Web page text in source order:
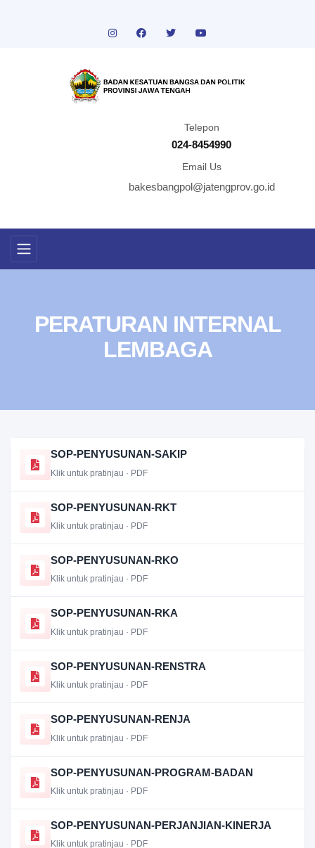
Telepon
024-8454990
Email Us
bakesbangpol@jatengprov.go.id
PERATURAN INTERNAL
LEMBAGA
SOP-PENYUSUNAN-SAKIP
Klik untuk pratinjau · PDF
SOP-PENYUSUNAN-RKT
Klik untuk pratinjau · PDF
SOP-PENYUSUNAN-RKO
Klik untuk pratinjau · PDF
SOP-PENYUSUNAN-RKA
Klik untuk pratinjau · PDF
SOP-PENYUSUNAN-RENSTRA
Klik untuk pratinjau · PDF
SOP-PENYUSUNAN-RENJA
Klik untuk pratinjau · PDF
SOP-PENYUSUNAN-PROGRAM-BADAN
Klik untuk pratinjau · PDF
SOP-PENYUSUNAN-PERJANJIAN-KINERJA
Klik untuk pratinjau · PDF